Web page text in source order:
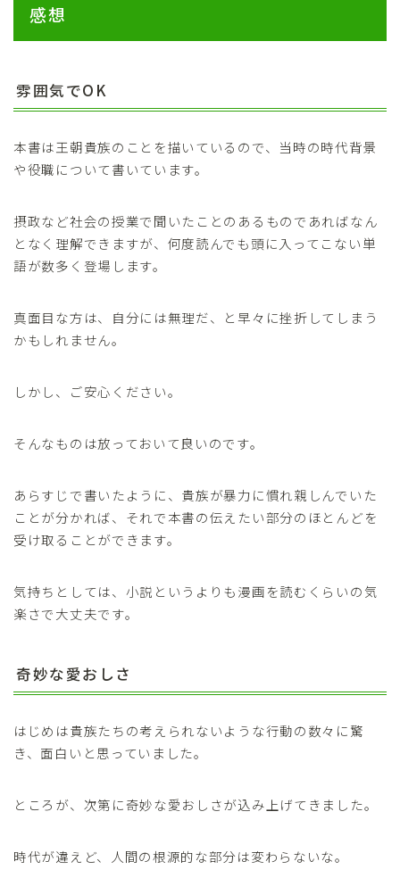
感想
雰囲気でOK
本書は王朝貴族のことを描いているので、当時の時代背景
や役職について書いています。
摂政など社会の授業で聞いたことのあるものであればなん
となく理解できますが、何度読んでも頭に入ってこない単
語が数多く登場します。
真面目な方は、自分には無理だ、と早々に挫折してしまう
かもしれません。
しかし、ご安心ください。
そんなものは放っておいて良いのです。
あらすじで書いたように、貴族が暴力に慣れ親しんでいた
ことが分かれば、それで本書の伝えたい部分のほとんどを
受け取ることができます。
気持ちとしては、小説というよりも漫画を読むくらいの気
楽さで大丈夫です。
奇妙な愛おしさ
はじめは貴族たちの考えられないような行動の数々に驚
き、面白いと思っていました。
ところが、次第に奇妙な愛おしさが込み上げてきました。
時代が違えど、人間の根源的な部分は変わらないな。